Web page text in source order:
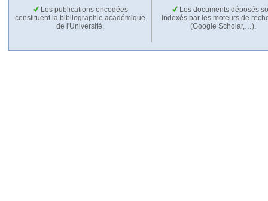
Les publications encodées
constituent la bibliographie académique
de l'Université.
Les documents déposés
indexés par les moteurs de
(Google Scholar,…).